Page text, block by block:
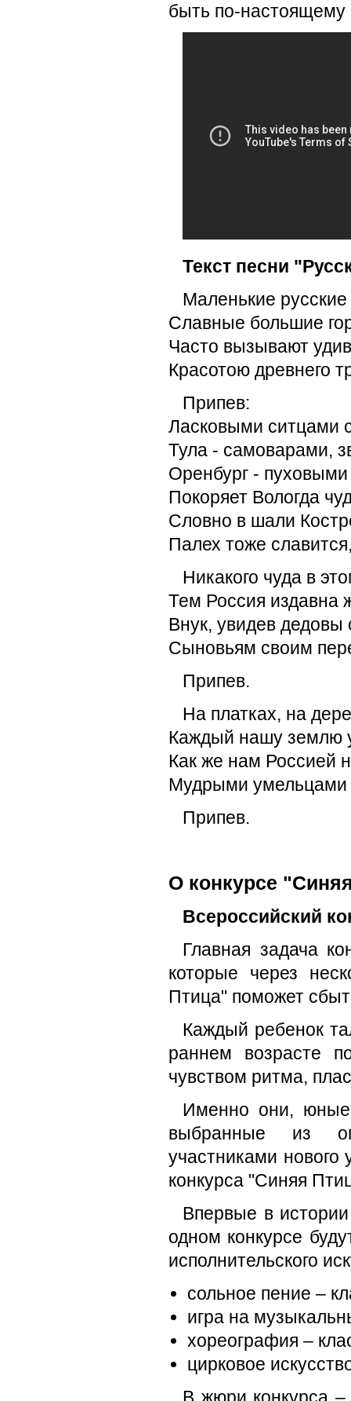
быть по-настоящему
Текст песни
Маленькие
Славные большие
Часто вызывают
Красотою древнего
Припев:
Ласковыми ситцами
Тула - самоварами,
Оренбург -
Покоряет Вологда
Словно в шали
Палех тоже
Никакого чуда в
Тем Россия издавна
Внук, увидев дедовы
Сыновьям своим
Припев.
На платках, на
Каждый нашу землю
Как же нам Россией
Мудрыми умельцами
Припев.
О конкурсе
Всероссийский
Главная задача
которые через
Птица" поможет
Каждый ребенок
раннем возрасте
чувством ритма,
Именно они, юные
выбранные из
участниками нового
конкурса "Синяя
Впервые в
одном конкурсе
исполнительского
сольное пение –
игра на
хореография –
цирковое